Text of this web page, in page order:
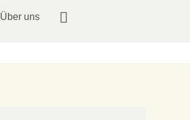
Über uns